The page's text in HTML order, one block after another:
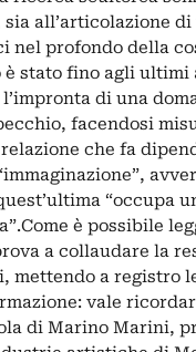
all’articolazione
nel profondo della
è stato fino agli ultimi
di una
facendosi
che fa
“occupa
è possibile
a collaudare la
mettendo a registro
vale
di Marino Marini,